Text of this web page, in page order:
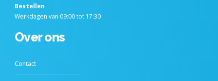
Bestellen
Werkdagen van 09:00 tot 17:30
Over ons
Contact